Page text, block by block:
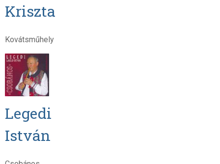
Kriszta
Kovátsműhely
Legedi
István